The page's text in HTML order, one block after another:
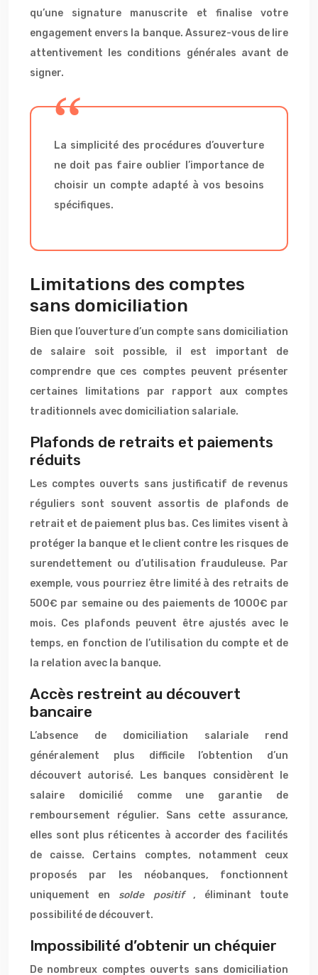
qu’une signature manuscrite et finalise votre
engagement envers la banque. Assurez-vous de lire
attentivement les conditions générales avant de
signer.
La simplicité des procédures d’ouverture
ne doit pas faire oublier l’importance de
choisir un compte adapté à vos besoins
spécifiques.
Limitations des comptes
sans domiciliation
Bien que l’ouverture d’un compte sans domiciliation
de salaire soit possible, il est important de
comprendre que ces comptes peuvent présenter
certaines limitations par rapport aux comptes
traditionnels avec domiciliation salariale.
Plafonds de retraits et paiements
réduits
Les comptes ouverts sans justificatif de revenus
réguliers sont souvent assortis de plafonds de
retrait et de paiement plus bas. Ces limites visent à
protéger la banque et le client contre les risques de
surendettement ou d’utilisation frauduleuse. Par
exemple, vous pourriez être limité à des retraits de
500€ par semaine ou des paiements de 1000€ par
mois. Ces plafonds peuvent être ajustés avec le
temps, en fonction de l’utilisation du compte et de
la relation avec la banque.
Accès restreint au découvert
bancaire
L’absence de domiciliation salariale rend
généralement plus difficile l’obtention d’un
découvert autorisé. Les banques considèrent le
salaire domicilié comme une garantie de
remboursement régulier. Sans cette assurance,
elles sont plus réticentes à accorder des facilités
de caisse. Certains comptes, notamment ceux
proposés par les néobanques, fonctionnent
uniquement en solde positif , éliminant toute
possibilité de découvert.
Impossibilité d’obtenir un chéquier
De nombreux comptes ouverts sans domiciliation